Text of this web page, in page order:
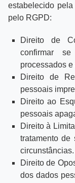
estabelecido
pelo RGPD:
Direito de
confirmar
processados
Direito de
pessoais
Direito ao
pessoais
Direito à
tratamento de
circunstâncias.
Direito de
dos dados